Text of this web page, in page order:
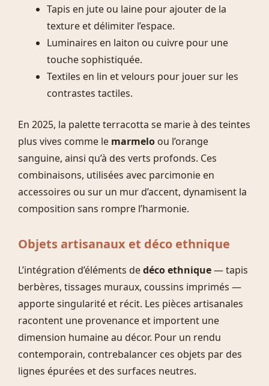
Tapis en jute ou laine pour ajouter de la
texture et délimiter l’espace.
Luminaires en laiton ou cuivre pour une
touche sophistiquée.
Textiles en lin et velours pour jouer sur les
contrastes tactiles.
En 2025, la palette terracotta se marie à des teintes
plus vives comme le marmelo ou l’orange
sanguine, ainsi qu’à des verts profonds. Ces
combinaisons, utilisées avec parcimonie en
accessoires ou sur un mur d’accent, dynamisent la
composition sans rompre l’harmonie.
Objets artisanaux et déco ethnique
L’intégration d’éléments dedéco ethnique— tapis
berbères, tissages muraux, coussins imprimés —
apporte singularité et récit. Les pièces artisanales
racontent une provenance et importent une
dimension humaine au décor. Pour un rendu
contemporain, contrebalancer ces objets par des
lignes épurées et des surfaces neutres.